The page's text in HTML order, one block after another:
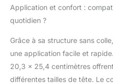
Application et confort :
quotidien ?
Grâce à sa structure sans
une application facile et
20,3 x 25,4 centimètres
différentes tailles de tête. Le